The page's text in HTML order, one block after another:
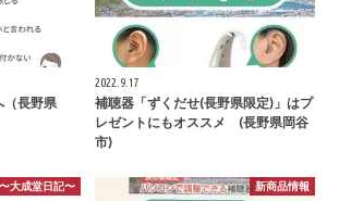
（長野県
2022.9.17
補聴器「ずくだせ(長野県限定)」はプ
レゼントにもオススメ (長野県岡谷
市)
大成堂日記〜 新商品情報